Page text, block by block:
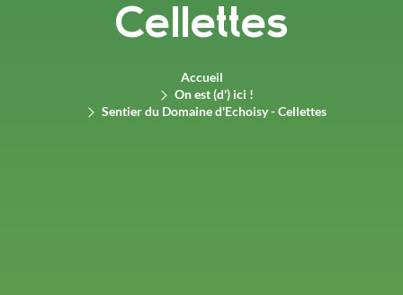
Cellettes
Accueil
On est (d') ici !
Sentier du Domaine d'Echoisy - Cellettes